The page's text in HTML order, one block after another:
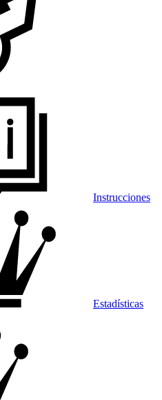
Instrucciones
Estadísticas